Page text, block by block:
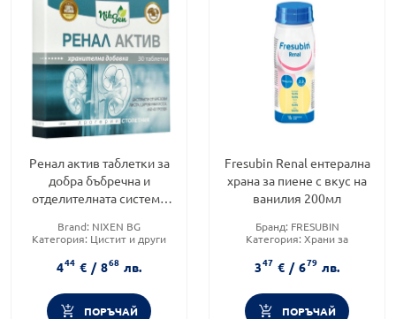
Ренал aктив таблетки за
добра бъбречна и
отделителната система
Brand: NIXEN BG
Категория: Цистит и други
пътища
Приложение:
орално
444 € / 868 лв.
ПОРЪЧАЙ
Fresubin Renal ентерална
храна за пиене с вкус на
ванилия 200мл
Бранд: FRESUBIN
Категория: Храни за
Продуктова линия:RENAL
347 € / 679 лв.
ПОРЪЧАЙ